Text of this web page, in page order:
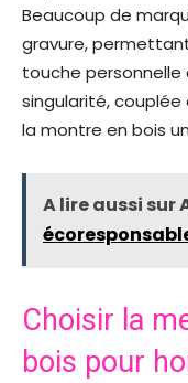
Beaucoup de
gravure,
touche
singularité,
la montre en bois
A lire aussi sur
Choisir la
bois pour